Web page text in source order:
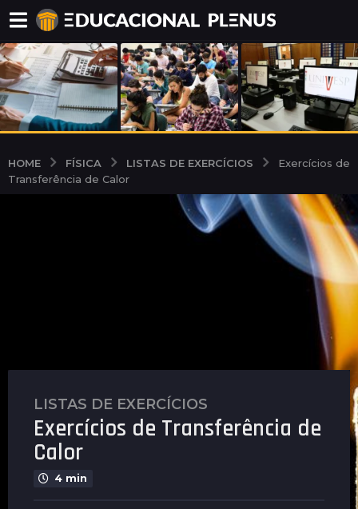
HOME FÍSICA LISTAS DE EXERCÍCIOS
Exercícios de
Transferência de Calor
4
a
n
o
s
LISTAS DE EXERCÍCIOS
Exercícios de Transferência de
Calor
4 min